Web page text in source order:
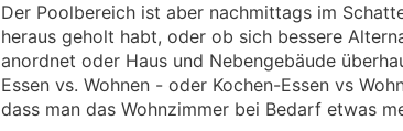
Der Poolbereich ist aber nachmittags im
heraus geholt habt, oder ob sich bessere
anordnet oder Haus und Nebengebäude
Essen vs. Wohnen - oder Kochen-Essen vs
dass man das Wohnzimmer bei Bedarf etwas